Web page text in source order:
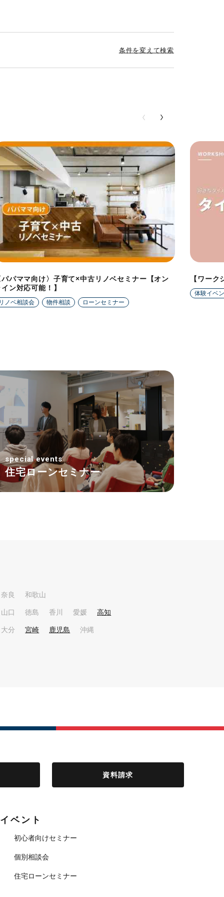
条件を変えて検索
パパママ向け〉子育て×中古リノベセミナー【オン
イン対応可能！】
リノベ相談会 物件相談 ローンセミナー
【ワー
体験イベ
special events
住宅ローンセミナー
奈良 和歌山
山口 徳島 香川 愛媛 高知
大分 宮崎 鹿児島 沖縄
資料請求
イベント
初心者向けセミナー
個別相談会
住宅ローンセミナー